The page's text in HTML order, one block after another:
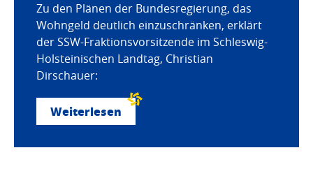
Zu den Plänen der Bundesregierung, das
Wohngeld deutlich einzuschränken, erklärt
der SSW-Fraktionsvorsitzende im Schleswig-
Holsteinischen Landtag, Christian
Dirschauer:
Weiterlesen